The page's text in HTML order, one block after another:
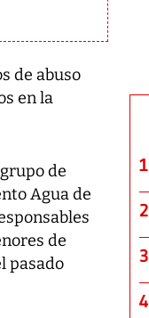
de abuso
en la
de
Agua de
de
pasado
1
2
3
4